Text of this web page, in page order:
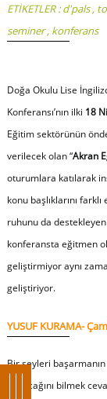
ETİKETLER :d'pals,
seminer, konferans
Doğa Okulu Lise
Konferansı’nın ilki 18
Eğitim sektörünün
verilecek olan “Akran
oturumlara katılarak
konu başlıklarını
ruhunu da
konferansta eğitmen
geliştirmiyor aynı
geliştiriyor.
YUSUF KURAMA-
Bir şeyleri
yapacağını bilmek